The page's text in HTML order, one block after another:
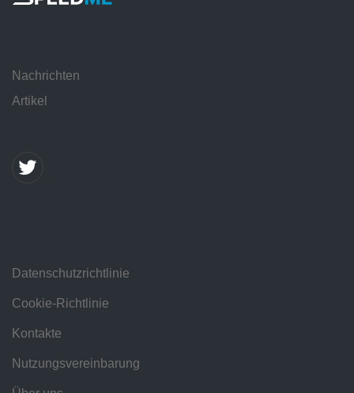
Nachrichten
Artikel
Datenschutzrichtlinie
Cookie-Richtlinie
Kontakte
Nutzungsvereinbarung